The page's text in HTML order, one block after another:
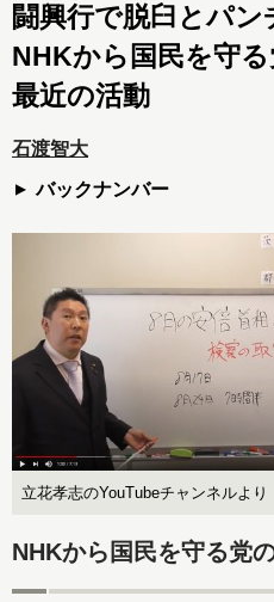
闘興行で脱臼とパ
NHKから国民を守
最近の活動
石渡智大
バックナンバー
立花孝志のYouTubeチャンネルより
NHKから国民を守る党